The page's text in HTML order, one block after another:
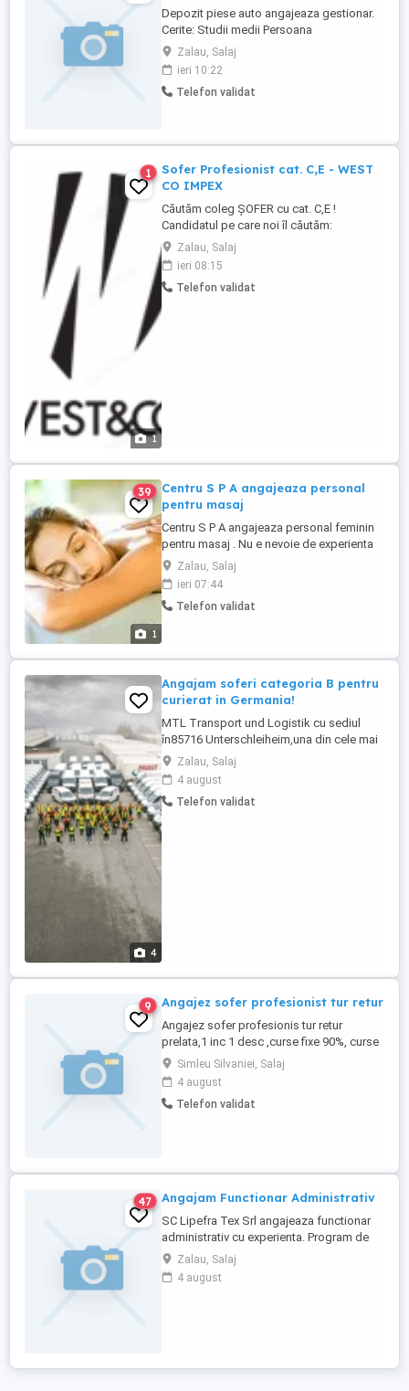
Depozit piese auto angajeaza gestionar.
Cerite: Studii medii Persoana
organizata,punctuala Cunostinte operare
pc
Zalau, Salaj
ieri 10:22
Telefon validat
1
1
Sofer Profesionist cat. C,E - WEST
CO IMPEX
Căutăm coleg ȘOFER cu cat. C,E !
Candidatul pe care noi îl căutăm:
Experiență de muncă minim 3 ani Permis
de conducere categoria C și E Atestat,
card tahograf Atitudine pozitivă față de
muncă Seriozitate, responsabilitate
Zalau, Salaj
ieri 08:15
Telefon validat
1
39
Centru S P A angajeaza personal
pentru masaj
Centru S P A angajeaza personal feminin
pentru masaj . Nu e nevoie de experienta
sau de calificare , Cursul de calificare se
poate face la noi la firma . Jobul poate sa
fie part - time sau full - time
Zalau, Salaj
ieri 07:44
Telefon validat
4
Angajam soferi categoria B pentru
curierat in Germania!
MTL Transport und Logistik cu sediul
în85716 Unterschleiheim,una din cele mai
serioase firme de curierat din Germania,cu
peste 350 de angajati dintre care cel putin
200 sunt romani, își mărește echipa și
caută șoferi pentru : GLS Se livrează
Zalau, Salaj
4 august
Telefon validat
9 Angajez sofer profesionist tur retur
Angajez sofer profesionis tur retur
prelata,1 inc 1 desc ,curse fixe 90%, curse
lungi 2100-2300 km pe sens,fara tonaj
,fara chingi
Simleu Silvaniei, Salaj
4 august
Telefon validat
47 Angajam Functionar Administrativ
SC Lipefra Tex Srl angajeaza functionar
administrativ cu experienta. Program de
lucru full time. Cunostinte Microsoft office
obligatorii. Se cere seriozitate si
capacitate de comunicare. Cunostintele
Zalau, Salaj
4 august